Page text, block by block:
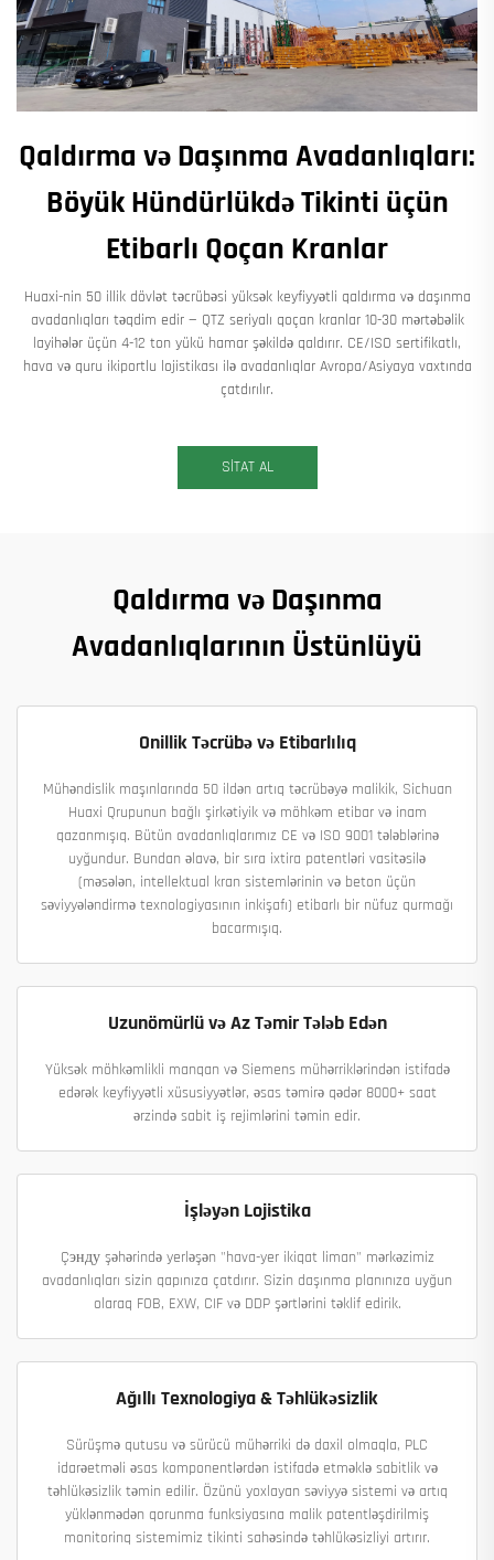
Qaldırma və Daşınma Avadanlıqları:
Böyük Hündürlükdə Tikinti üçün
Etibarlı Qoçan Kranlar
Huaxi-nin 50 illik dövlət təcrübəsi yüksək keyfiyyətli qaldırma və daşınma
avadanlıqları təqdim edir — QTZ seriyalı qoçan kranlar 10-30 mərtəbəlik
layihələr üçün 4-12 ton yükü hamar şəkildə qaldırır. CE/ISO sertifikatlı,
hava və quru ikiportlu lojistikası ilə avadanlıqlar Avropa/Asiyaya vaxtında
çatdırılır.
SİTAT AL
Qaldırma və Daşınma
Avadanlıqlarının Üstünlüyü
Onillik Təcrübə və Etibarlılıq
Mühəndislik maşınlarında 50 ildən artıq təcrübəyə malikik, Sichuan
Huaxi Qrupunun bağlı şirkətiyik və möhkəm etibar və inam
qazanmışıq. Bütün avadanlıqlarımız CE və ISO 9001 tələblərinə
uyğundur. Bundan əlavə, bir sıra ixtira patentləri vasitəsilə
(məsələn, intellektual kran sistemlərinin və beton üçün
səviyyələndirmə texnologiyasının inkişafı) etibarlı bir nüfuz qurmağı
bacarmışıq.
Uzunömürlü və Az Təmir Tələb Edən
Yüksək möhkəmlikli manqan və Siemens mühərriklərindən istifadə
edərək keyfiyyətli xüsusiyyətlər, əsas təmirə qədər 8000+ saat
ərzində sabit iş rejimlərini təmin edir.
İşləyən Lojistika
Çэнду şəhərində yerləşən "hava-yer ikiqat liman" mərkəzimiz
avadanlıqları sizin qapınıza çatdırır. Sizin daşınma planınıza uyğun
olaraq FOB, EXW, CIF və DDP şərtlərini təklif edirik.
Ağıllı Texnologiya & Təhlükəsizlik
Sürüşmə qutusu və sürücü mühərriki də daxil olmaqla, PLC
idarəetməli əsas komponentlərdən istifadə etməklə sabitlik və
təhlükəsizlik təmin edilir. Özünü yoxlayan səviyyə sistemi və artıq
yüklənmədən qorunma funksiyasına malik patentləşdirilmiş
monitorinq sistemimiz tikinti sahəsində təhlükəsizliyi artırır.